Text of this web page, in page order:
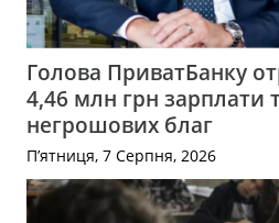
Голова ПриватБанку
4,46 млн грн зарплати
негрошових благ
П’ятниця, 7 Серпня, 2026